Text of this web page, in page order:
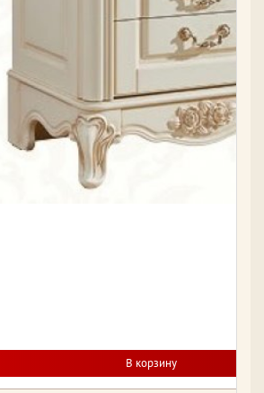
В корзину